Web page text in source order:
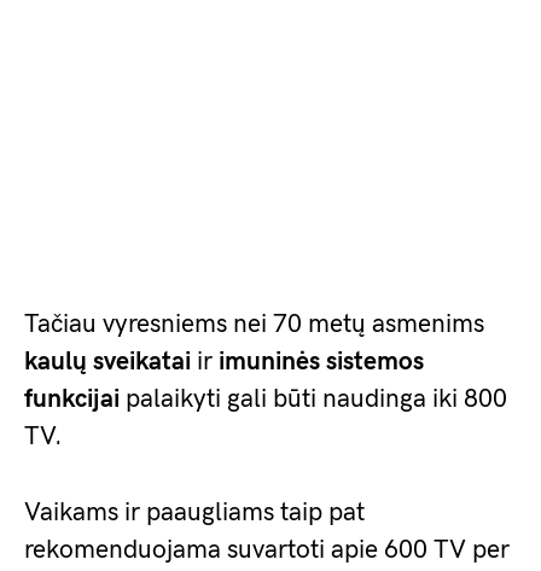
Tačiau vyresniems nei 70 metų asmenims
kaulų sveikatai ir imuninės sistemos
funkcijai palaikyti gali būti naudinga iki 800
TV.
Vaikams ir paaugliams taip pat
rekomenduojama suvartoti apie 600 TV per